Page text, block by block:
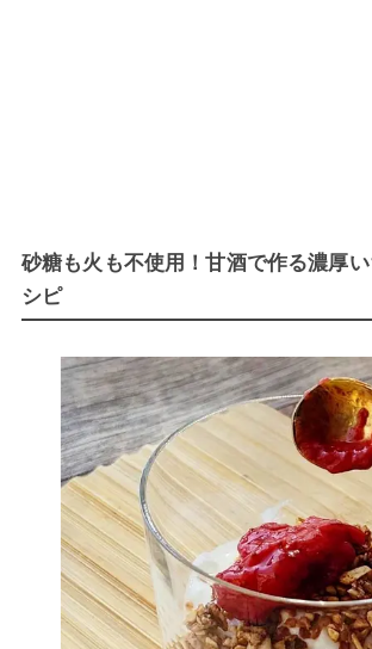
砂糖も火も不使用！甘酒で作る濃厚
シピ